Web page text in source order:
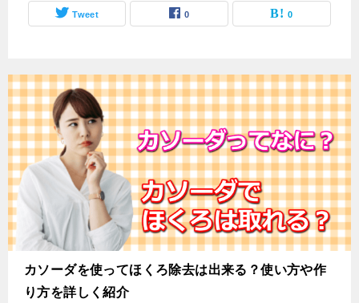
Tweet 0 0
カソーダを使ってほくろ除去は出来る？使い方や作
り方を詳しく紹介